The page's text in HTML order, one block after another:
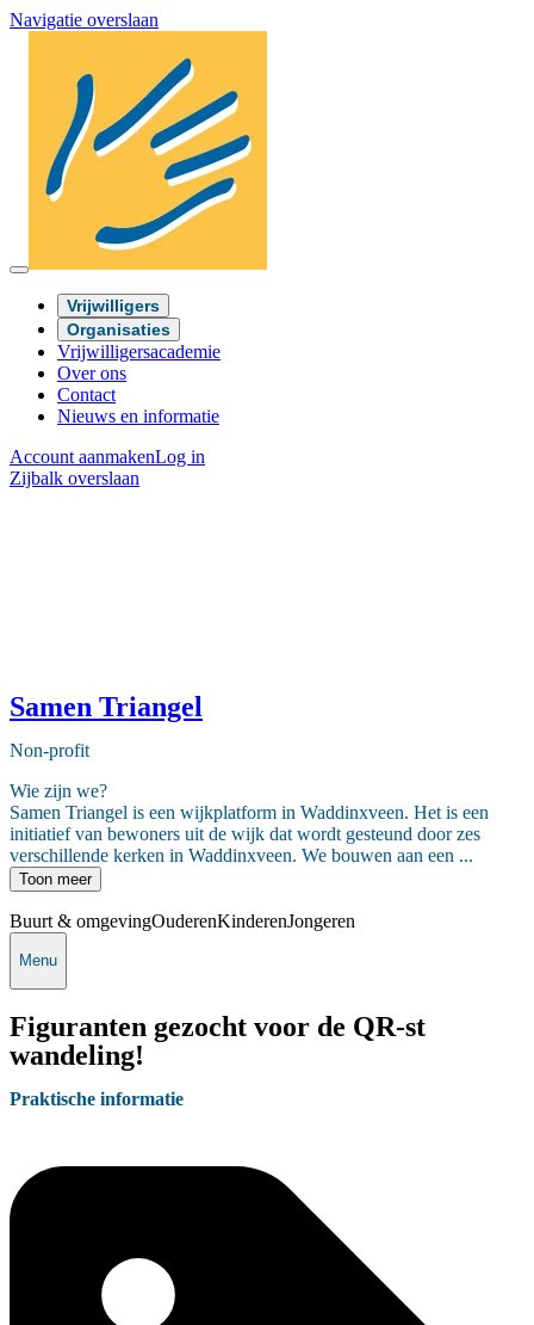
Navigatie overslaan
Vrijwilligers
Organisaties
Vrijwilligersacademie
Over ons
Contact
Nieuws en informatie
Account aanmakenLog in
Zijbalk overslaan
Samen Triangel
Non-profit
Wie zijn we?
Samen Triangel is een wijkplatform in Waddinxveen. Het is een
initiatief van bewoners uit de wijk dat wordt gesteund door zes
verschillende kerken in Waddinxveen. We bouwen aan een ...
Toon meer
Buurt & omgevingOuderenKinderenJongeren
Menu
Figuranten gezocht voor de QR-st
wandeling!
Praktische informatie